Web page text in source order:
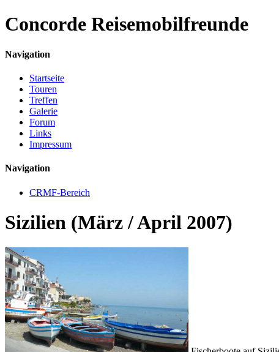
Concorde Reisemobilfreunde
Navigation
Startseite
Touren
Treffen
Galerie
Forum
Links
Impressum
Navigation
CRMF-Bereich
Sizilien (März / April 2007)